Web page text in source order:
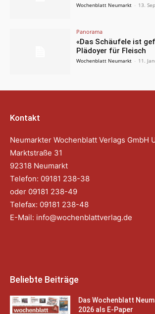
Wochenblatt Neumarkt - 13.
Panorama
«Das Schäufele ist
Plädoyer für Fleisch
Wochenblatt Neumarkt - 11.
Kontakt
Neumarkter Wochenblatt Verlags GmbH
Marktstraße 31
92318 Neumarkt
Telefon: 09181 238-38
oder 09181 238-49
Telefax: 09181 238-48
E-Mail: info@wochenblattverlag.de
Beliebte Beiträge
Das Wochenblatt
2026 als E-Paper